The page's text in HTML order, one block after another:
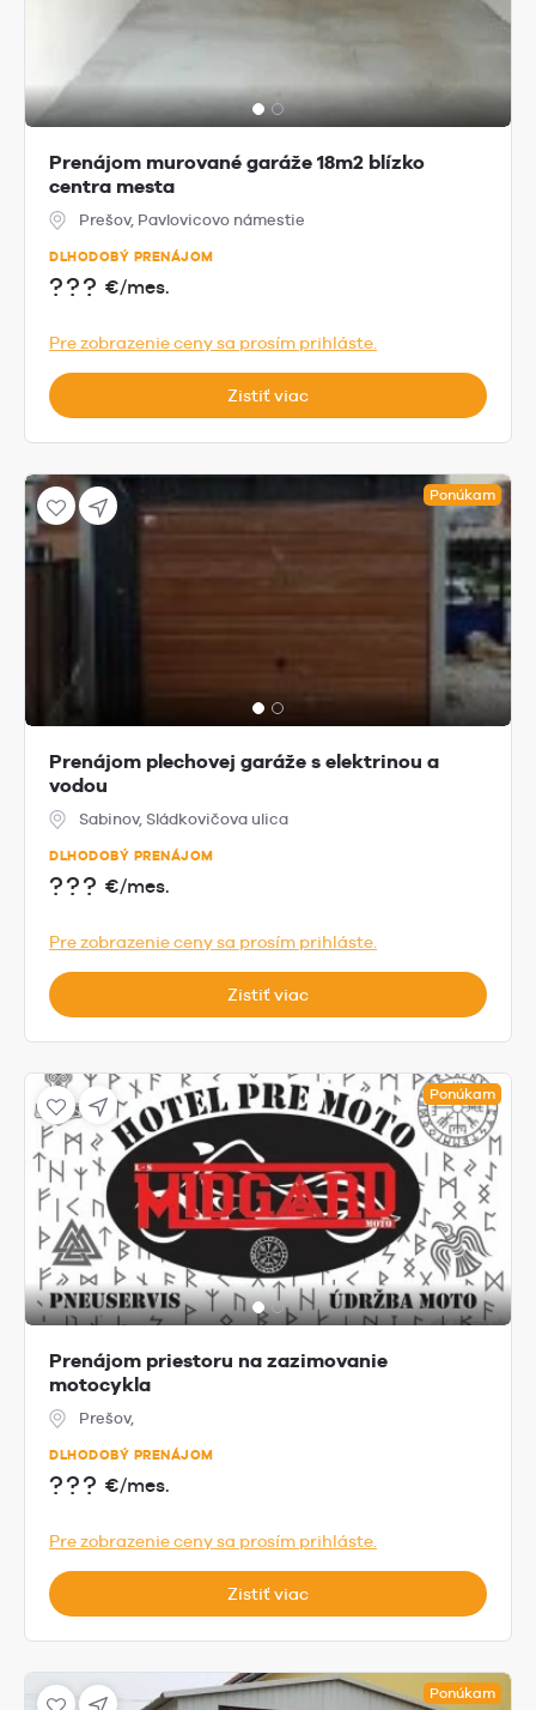
Prenájom murované garáže 18m2 blízko
centra mesta
Prešov, Pavlovicovo námestie
DLHODOBÝ PRENÁJOM
??? €/mes.
Pre zobrazenie ceny sa prosím prihláste.
Zistiť viac
Ponúkam
Prenájom plechovej garáže s elektrinou a
vodou
Sabinov, Sládkovičova ulica
DLHODOBÝ PRENÁJOM
??? €/mes.
Pre zobrazenie ceny sa prosím prihláste.
Zistiť viac
Ponúkam
Prenájom priestoru na zazimovanie
motocykla
Prešov,
DLHODOBÝ PRENÁJOM
??? €/mes.
Pre zobrazenie ceny sa prosím prihláste.
Zistiť viac
Ponúkam